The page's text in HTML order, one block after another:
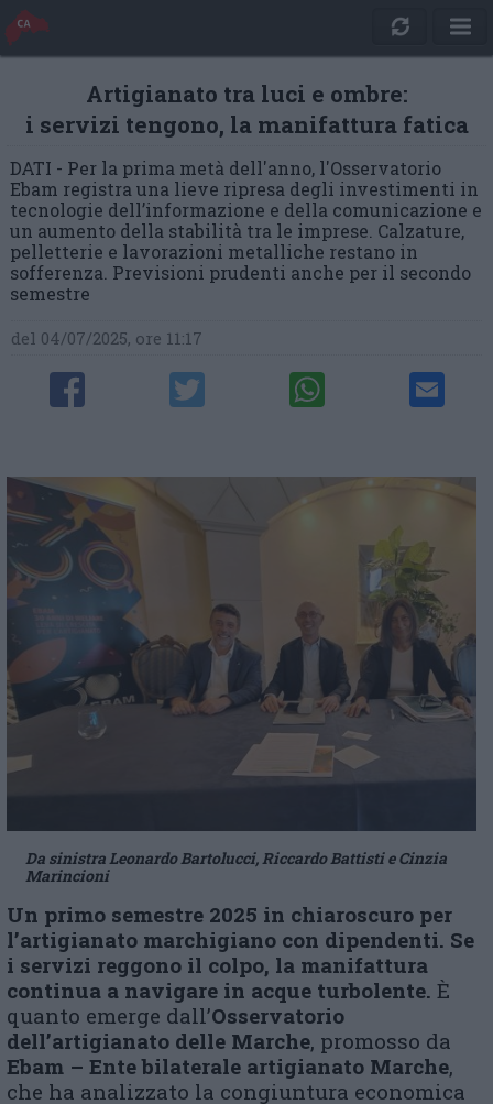
Artigianato tra luci e ombre:
i servizi tengono, la manifattura fatica
DATI - Per la prima metà dell'anno, l'Osservatorio
Ebam registra una lieve ripresa degli investimenti in
tecnologie dell’informazione e della comunicazione e
un aumento della stabilità tra le imprese. Calzature,
pelletterie e lavorazioni metalliche restano in
sofferenza. Previsioni prudenti anche per il secondo
semestre
del 04/07/2025, ore 11:17
Da sinistra Leonardo Bartolucci, Riccardo Battisti e Cinzia
Marincioni
Un primo semestre 2025 in chiaroscuro per
l’artigianato marchigiano con dipendenti. Se
i servizi reggono il colpo, la manifattura
continua a navigare in acque turbolente. È
quanto emerge dall’Osservatorio
dell’artigianato delle Marche, promosso da
Ebam – Ente bilaterale artigianato Marche,
che ha analizzato la congiuntura economica